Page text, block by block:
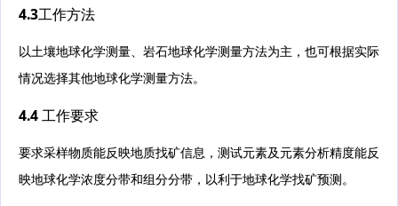
4.3工作方法
以土壤地球化学测量、岩石地球化学测量方法为主，也可根据实际
情况选择其他地球化学测量方法。
4.4 工作要求
要求采样物质能反映地质找矿信息，测试元素及元素分析精度能反
映地球化学浓度分带和组分分带，以利于地球化学找矿预测。